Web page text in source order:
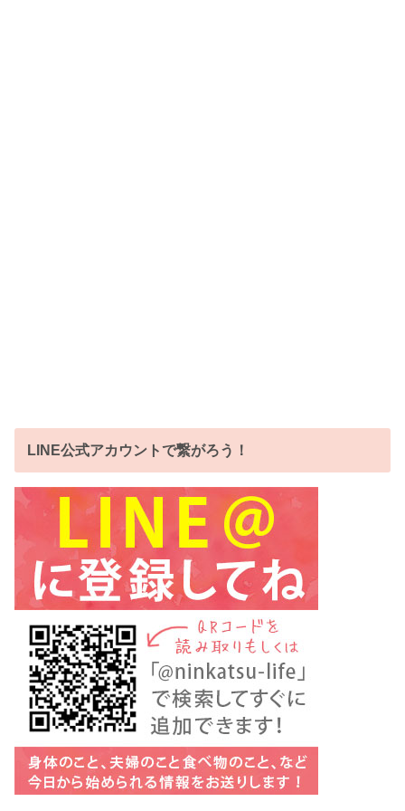
LINE公式アカウントで繋がろう！